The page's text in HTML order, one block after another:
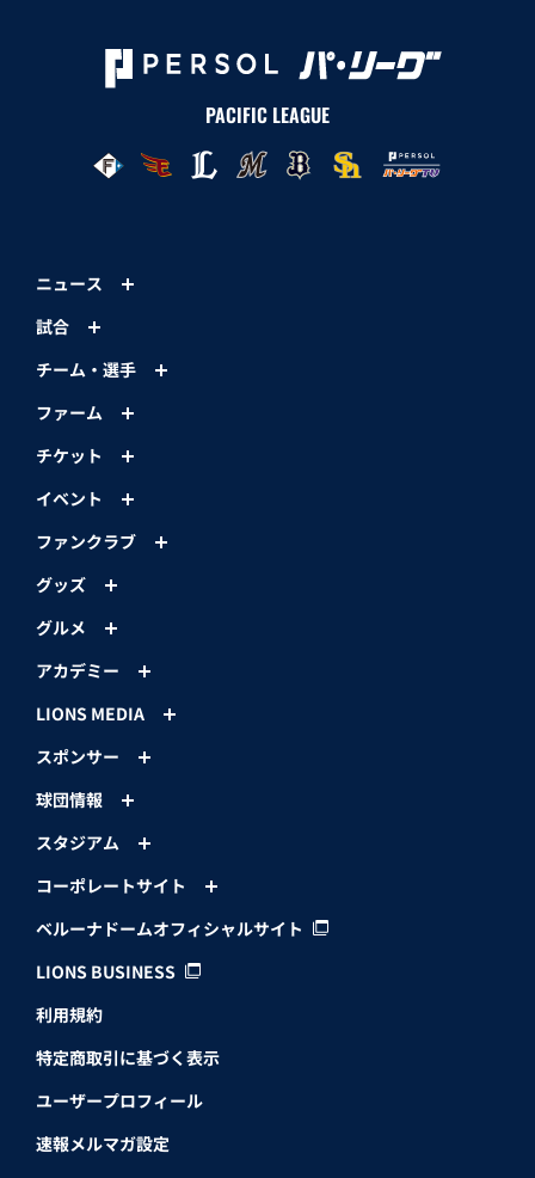
PACIFIC LEAGUE
ニュース
試合
チーム・選手
ファーム
チケット
イベント
ファンクラブ
グッズ
グルメ
アカデミー
LIONS MEDIA
スポンサー
球団情報
スタジアム
コーポレートサイト
ベルーナドームオフィシャルサイト
LIONS BUSINESS
利用規約
特定商取引に基づく表示
ユーザープロフィール
速報メルマガ設定